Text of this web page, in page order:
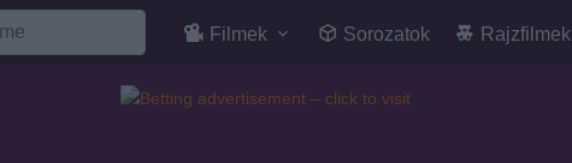
Filmek Sorozatok Rajzfilmek